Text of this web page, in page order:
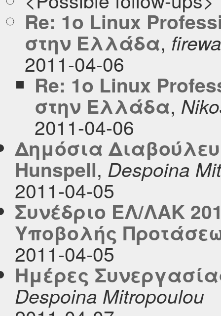
Re: 1o Linux
στην Ελλάδα,
2011-04-06
Re: 1o Linux
στην Ελλάδα,
2011-04-06
Δημόσια
Hunspell, Despoina
2011-04-05
Συνέδριο ΕΛ/ΛΑΚ
Υποβολής
2011-04-05
Ημέρες
Despoina Mitropoulou